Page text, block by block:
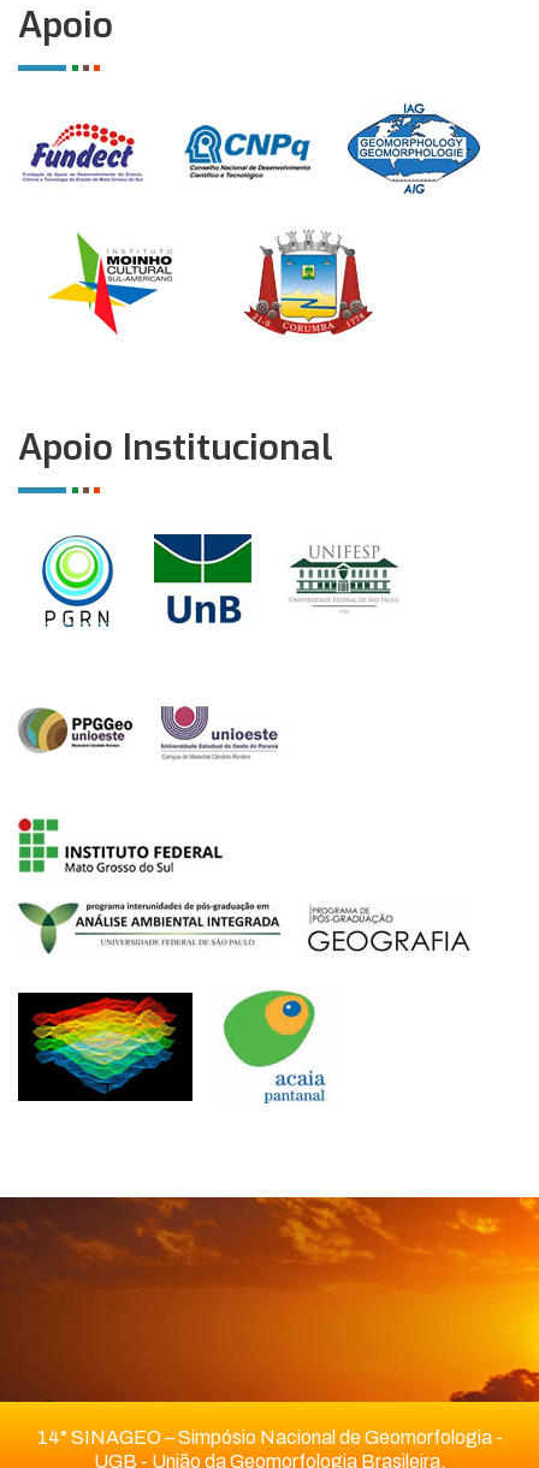
Apoio
Apoio Institucional
14° SINAGEO – Simpósio Nacional de Geomorfologia -
UGB - União da Geomorfologia Brasileira.